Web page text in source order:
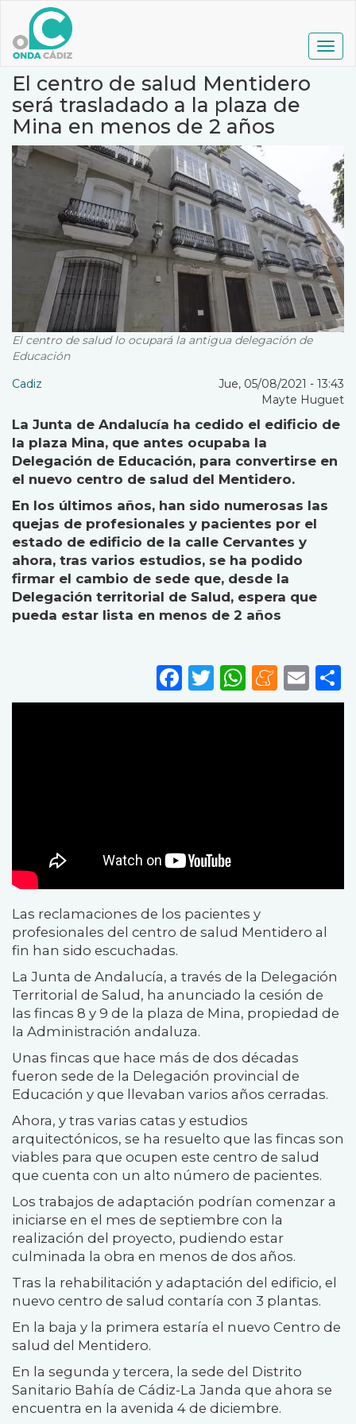
contenido
principal
El centro de salud Mentidero
será trasladado a la plaza de
Mina en menos de 2 años
El centro de salud lo ocupará la antigua delegación de
Educación
Cadiz
Jue, 05/08/2021 - 13:43
Mayte Huguet
La Junta de Andalucía ha cedido el edificio de
la plaza Mina, que antes ocupaba la
Delegación de Educación, para convertirse en
el nuevo centro de salud del Mentidero.
En los últimos años, han sido numerosas las
quejas de profesionales y pacientes por el
estado de edificio de la calle Cervantes y
ahora, tras varios estudios, se ha podido
firmar el cambio de sede que, desde la
Delegación territorial de Salud, espera que
pueda estar lista en menos de 2 años
Facebook
Twitter
Las reclamaciones de los pacientes y
profesionales del centro de salud Mentidero al
fin han sido escuchadas.
La Junta de Andalucía, a través de la Delegación
Territorial de Salud, ha anunciado la cesión de
las fincas 8 y 9 de la plaza de Mina, propiedad de
la Administración andaluza.
Unas fincas que hace más de dos décadas
fueron sede de la Delegación provincial de
Educación y que llevaban varios años cerradas.
Ahora, y tras varias catas y estudios
arquitectónicos, se ha resuelto que las fincas son
viables para que ocupen este centro de salud
que cuenta con un alto número de pacientes.
Los trabajos de adaptación podrían comenzar a
iniciarse en el mes de septiembre con la
realización del proyecto, pudiendo estar
culminada la obra en menos de dos años.
Tras la rehabilitación y adaptación del edificio, el
nuevo centro de salud contaría con 3 plantas.
En la baja y la primera estaría el nuevo Centro de
salud del Mentidero.
En la segunda y tercera, la sede del Distrito
Sanitario Bahía de Cádiz-La Janda que ahora se
encuentra en la avenida 4 de diciembre.